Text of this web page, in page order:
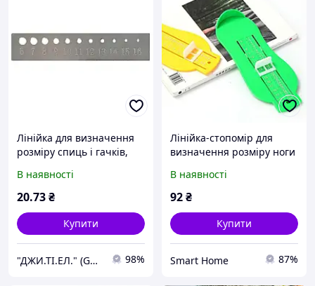
Лінійка для визначення
розміру спиць і гачків,
метал, 57352
В наявності
20.73₴
Купити
"ДЖИ.ТІ.ЕЛ." (GTL) 98%
Лінійка-стопомір для
визначення розміру ноги
Зелений
В наявності
92₴
Купити
Smart Home 87%